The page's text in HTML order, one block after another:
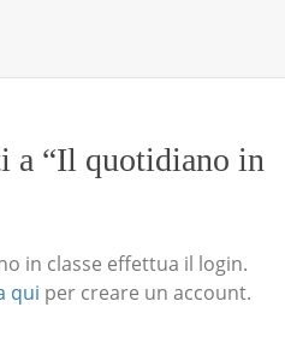
a “Il quotidiano in
in classe effettua il login.
qui per creare un account.